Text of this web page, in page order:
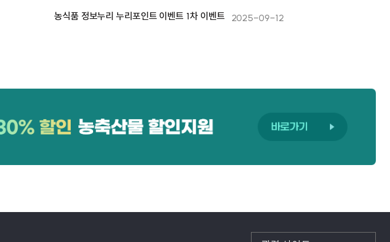
농식품 정보누리 누리포인트 이벤트 1차 이벤트
2025-09-12